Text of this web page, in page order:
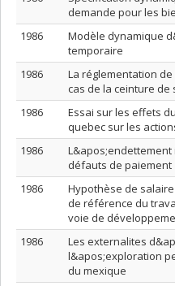
demande pour les
1986
Modèle dynamique
temporaire
1986
La réglementation
cas de la ceinture
1986
Essai sur les effets
quebec sur les
1986
défauts de paiement
1986
Hypothèse de
de référence du
voie de
1986
Les externalites
l&apos;exploration
du mexique